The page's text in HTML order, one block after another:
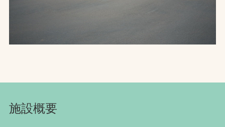
FacebookYouTube
施設概要